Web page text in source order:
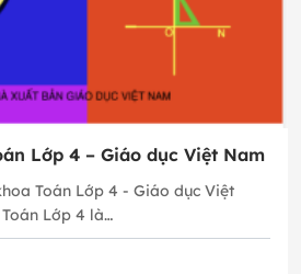
Lớp 4 – Giáo dục Việt Nam
Toán Lớp 4 - Giáo dục Việt
Lớp 4 là…